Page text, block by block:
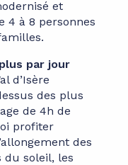
et
4 à 8 personnes
par jour
d’Isère
des plus
de 4h de
profiter
des
du soleil, les